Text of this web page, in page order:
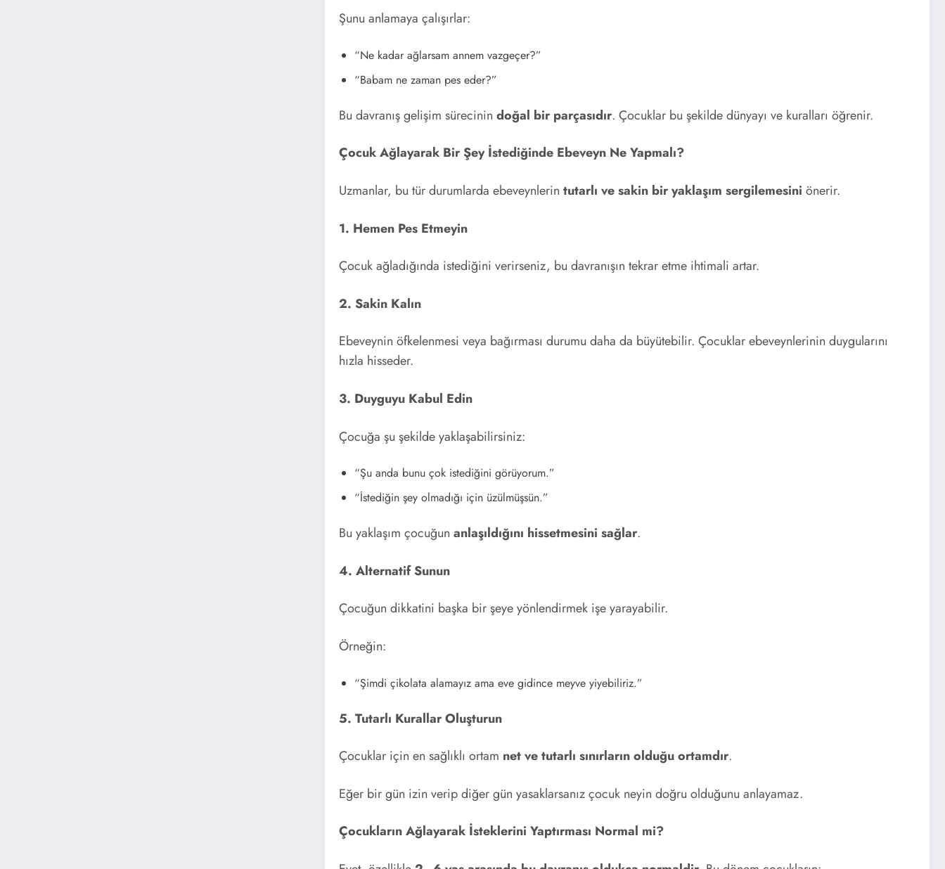
Şunu anlamaya çalışırlar:
“Ne kadar ağlarsam annem vazgeçer?”
“Babam ne zaman pes eder?”
Bu davranış gelişim sürecinindoğal bir parçasıdır. Çocuklar bu şekilde dünyayı ve kuralları öğrenir.
Çocuk Ağlayarak Bir Şey İstediğinde Ebeveyn Ne Yapmalı?
Uzmanlar, bu tür durumlarda ebeveynlerintutarlı ve sakin bir yaklaşım sergilemesini önerir.
1. Hemen Pes Etmeyin
Çocuk ağladığında istediğini verirseniz, bu davranışın tekrar etme ihtimali artar.
2. Sakin Kalın
Ebeveynin öfkelenmesi veya bağırması durumu daha da büyütebilir. Çocuklar ebeveynlerinin duygularını
hızla hisseder.
3. Duyguyu Kabul Edin
Çocuğa şu şekilde yaklaşabilirsiniz:
“Şu anda bunu çok istediğini görüyorum.”
“İstediğin şey olmadığı için üzülmüşsün.”
Bu yaklaşım çocuğunanlaşıldığını hissetmesini sağlar.
4. Alternatif Sunun
Çocuğun dikkatini başka bir şeye yönlendirmek işe yarayabilir.
Örneğin:
“Şimdi çikolata alamayız ama eve gidince meyve yiyebiliriz.”
5. Tutarlı Kurallar Oluşturun
Çocuklar için en sağlıklı ortam net ve tutarlı sınırların olduğu ortamdır.
Eğer bir gün izin verip diğer gün yasaklarsanız çocuk neyin doğru olduğunu anlayamaz.
Çocukların Ağlayarak İsteklerini Yaptırması Normal mi?